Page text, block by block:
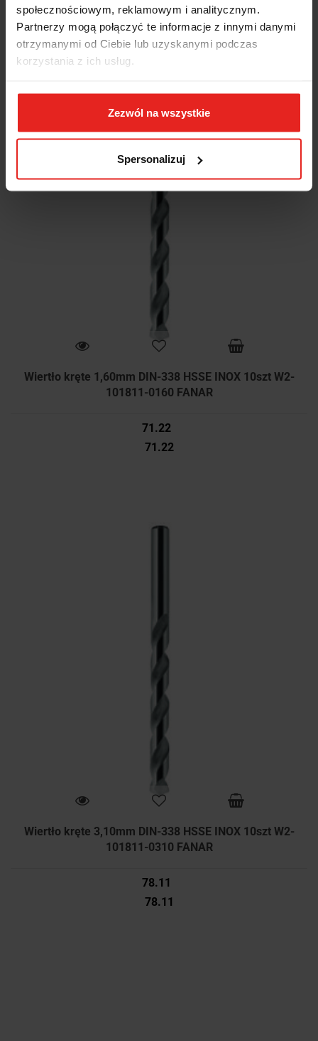
społecznościowym, reklamowym i analitycznym.
Partnerzy mogą połączyć te informacje z innymi danymi
otrzymanymi od Ciebie lub uzyskanymi podczas
korzystania z ich usług.
Zezwól na wszystkie
Spersonalizuj
Wiertło kręte 1,60mm DIN-338 HSSE INOX 10szt W2-
101811-0160 FANAR
71.22
71.22
Wiertło kręte 3,10mm DIN-338 HSSE INOX 10szt W2-
101811-0310 FANAR
78.11
78.11